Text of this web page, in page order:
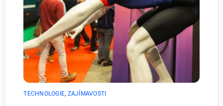
TECHNOLOGIE, ZAJÍMAVOSTI